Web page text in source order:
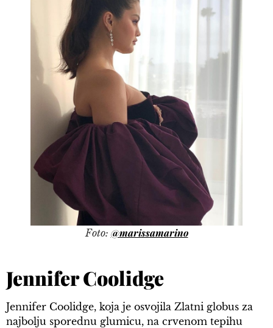
Foto: @marissamarino
Jennifer Coolidge
Jennifer Coolidge, koja je osvojila Zlatni globus za
najbolju sporednu glumicu, na crvenom tepihu